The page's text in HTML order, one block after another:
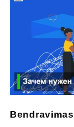
Bendravimas